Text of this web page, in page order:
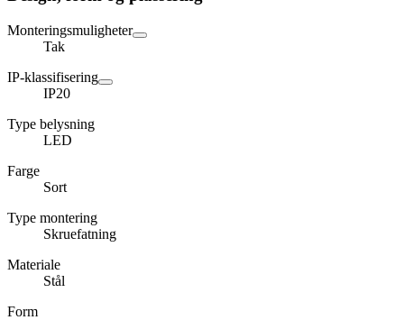
Monteringsmuligheter
Tak
IP-klassifisering
IP20
Type belysning
LED
Farge
Sort
Type montering
Skruefatning
Materiale
Stål
Form